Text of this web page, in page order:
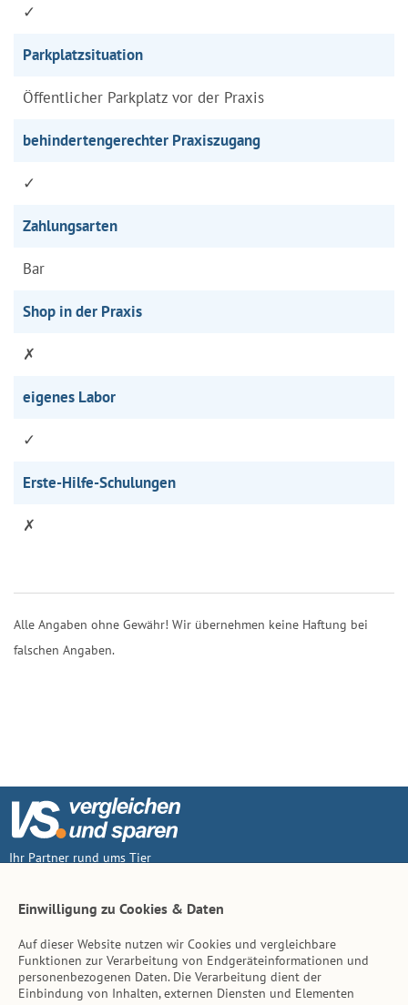
✓
Parkplatzsituation
Öffentlicher Parkplatz vor der Praxis
behindertengerechter Praxiszugang
✓
Zahlungsarten
Bar
Shop in der Praxis
✗
eigenes Labor
✓
Erste-Hilfe-Schulungen
✗
Alle Angaben ohne Gewähr! Wir übernehmen keine Haftung bei
falschen Angaben.
Ihr Partner rund ums Tier
Inhalt
Tierarzt-Suche
Einwilligung zu Cookies & Daten
Auf dieser Website nutzen wir Cookies und vergleichbare
Funktionen zur Verarbeitung von Endgeräteinformationen und
personenbezogenen Daten. Die Verarbeitung dient der
Einbindung von Inhalten, externen Diensten und Elementen